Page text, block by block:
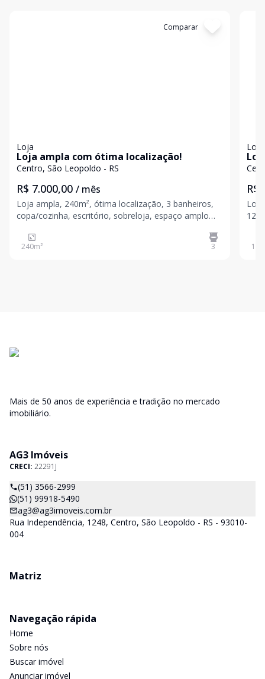
Comparar
Loja
Loja ampla com ótima localização!
Centro, São Leopoldo - RS
R$ 7.000,00 / mês
Loja ampla, 240m², ótima localização, 3 banheiros,
copa/cozinha, escritório, sobreloja, espaço amplo
o sonho de empreender o seu negócio. Agende a sua
240m² 3
Loja
R$
Loja
120m², 2 banheiros, 4
120
Mais de 50 anos de experiência e tradição no mercado
imobiliário.
AG3 Imóveis
CRECI: 22291J
(51) 3566-2999
(51) 99918-5490
ag3@ag3imoveis.com.br
Rua Independência, 1248, Centro, São Leopoldo - RS - 93010-
004
Matriz
Navegação rápida
Home
Sobre nós
Buscar imóvel
Anunciar imóvel